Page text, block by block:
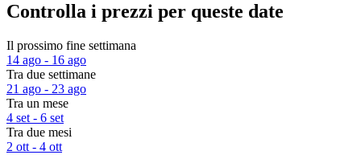
Controlla i prezzi per queste date
Il prossimo fine settimana
14 ago - 16 ago
Tra due settimane
21 ago - 23 ago
Tra un mese
4 set - 6 set
Tra due mesi
2 ott - 4 ott